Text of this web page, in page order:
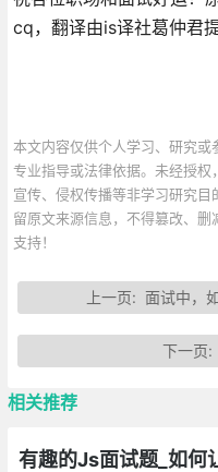
cq，翻译由is译社葛仲君提
本文内容仅供个人学习、研究或
专业指导或法律依据。未经授
宣传、侵权传播等非学习研究
留原文来源信息，不得篡改、
支持！
上一页: 面试中，
下一页:
相关推荐